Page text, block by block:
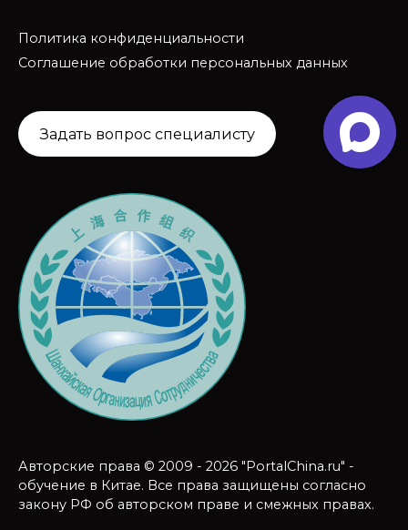
Политика конфиденциальности
Соглашение обработки персональных данных
Задать вопрос специалисту
Авторские права © 2009 - 2026 "PortalChina.ru" -
обучение в Китае. Все права защищены согласно
закону РФ об авторском праве и смежных правах.